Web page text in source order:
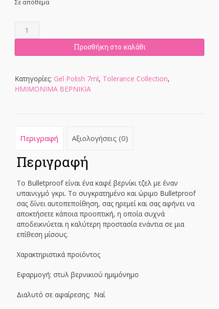
Σε απόθεμα
Bulletproof
7ml
Προσθήκη στο καλάθι
Κατηγορίες: Gel Polish 7ml, Tolerance Collection,
ΗΜΙΜΟΝΙΜΑ ΒΕΡΝΙΚΙΑ
Περιγραφή Αξιολογήσεις (0)
Περιγραφή
Το Bulletproof είναι ένα καφέ βερνίκι τζελ με έναν
υπαινιγμό γκρι. Το συγκρατημένο και ώριμο Bulletproof
σας δίνει αυτοπεποίθηση, σας ηρεμεί και σας αφήνει να
αποκτήσετε κάποια προοπτική, η οποία συχνά
αποδεικνύεται η καλύτερη προστασία ενάντια σε μια
επίθεση μίσους.
Χαρακτηριστικά προϊόντος
Εφαρμογή: στυλ βερνικιού ημιμόνημο
Διαλυτό σε αφαίρεσης; Ναί